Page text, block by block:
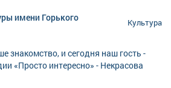
мероприятие в музеях по
в карточках.
имени Горького Культура